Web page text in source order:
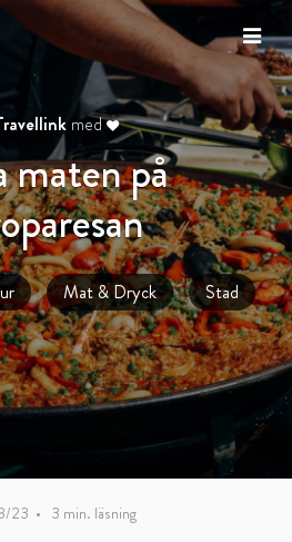
med
maten på
Mat & Dryck Stad
23 • 3 min. läsning